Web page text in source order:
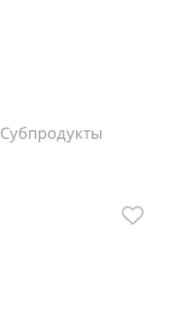
Субпродукты